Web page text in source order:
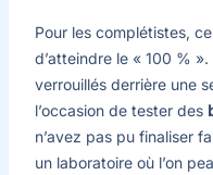
Pour les complétistes,
d’atteindre le « 100 %
verrouillés derrière une
l’occasion de tester des
n’avez pas pu finaliser
un laboratoire où l’on